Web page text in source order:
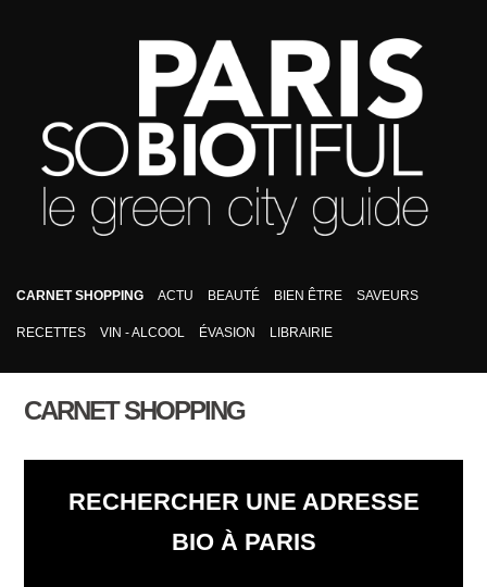
CARNET SHOPPING ACTU BEAUTÉ BIEN ÊTRE SAVEURS
RECETTES VIN - ALCOOL ÉVASION LIBRAIRIE
CARNET SHOPPING
RECHERCHER UNE ADRESSE
BIO À PARIS